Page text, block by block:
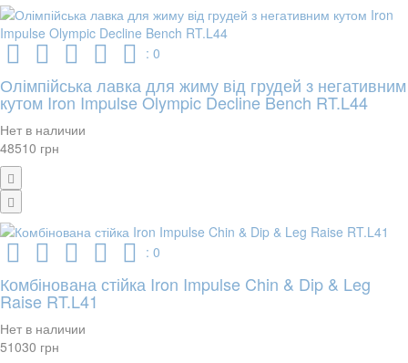
: 0
Олімпійська лавка для жиму від грудей з негативним
кутом Iron Impulse Olympic Decline Bench RT.L44
Нет в наличии
48510 грн
: 0
Комбінована стійка Iron Impulse Chin & Dip & Leg
Raise RT.L41
Нет в наличии
51030 грн